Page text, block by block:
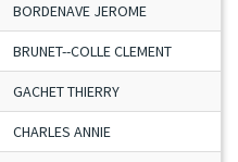
BORDENAVE JEROME
BRUNET--COLLE CLEMENT
GACHET THIERRY
CHARLES ANNIE